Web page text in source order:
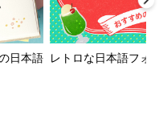
日本語
レトロな日本語フォ